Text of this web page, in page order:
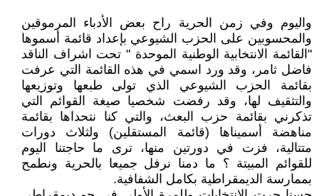
واليوم وفي زمن الحرية راح بعض الأدباء المرموقين
والمحسوبين على الحزب الشيوعي بإعداد قائمة أسموها
"القائمة الانتخابية الوطنية الموحدة " تحت اشراف الناقد
فاضل ثامر، وقد ورد اسمي في هذه القائمة التي عرفت
بقائمة الحزب الشيوعي الذي تولى طبعها وتوزيعها
والتثقيف لها، وقد رفضت شخصيا صيغة القوائم التي
تذكرني بقائمة حزب البعث، والتي كنا نتحداها بقائمة
مناهضة أسميناها (قائمة المستقلين) ولثلاث دورات
متتالية، فزت في دورتين منها، ترى ما حاجتنا اليوم
للقوائم المبيتة ؟ ما دمنا نرفل جميعا بالحرية ونطمح
بممارسة الديمقراطية بكامل الشفافية.